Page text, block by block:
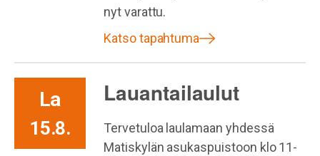
nyt varattu.
Katso tapahtuma
La
15.8.
Lauantailaulut
Tervetuloa laulamaan yhdessä
Matiskylän asukaspuistoon klo 11-